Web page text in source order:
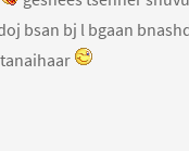
bsan bj l bgaan